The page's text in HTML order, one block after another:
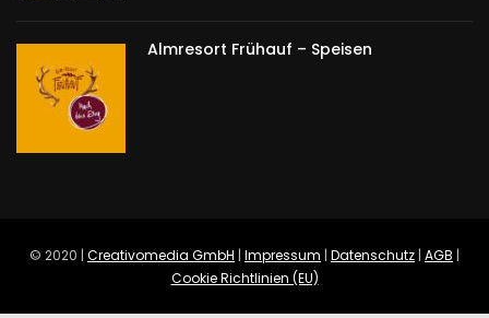
Almresort Frühauf – Speisen
© 2020 | Creativomedia GmbH | Impressum | Datenschutz | AGB |
Cookie Richtlinien (EU)